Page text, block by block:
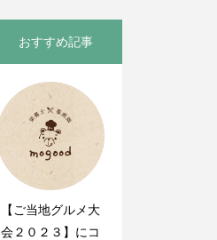
おすすめ記事
【ご当地グルメ大
会２０２３】にコ